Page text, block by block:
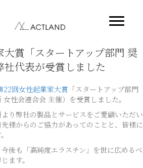
賞「スタートアップ部門 奨
社代表が受賞しました
22回女性起業家大賞 「スタートアップ部門
性会連合会 主催）を受賞しました。
り弊社の製品とサービスをご愛顧いただい
様からのご協力があってのことと、皆様に
後も「高純度エラスチン」を世に広めるべ
ます。